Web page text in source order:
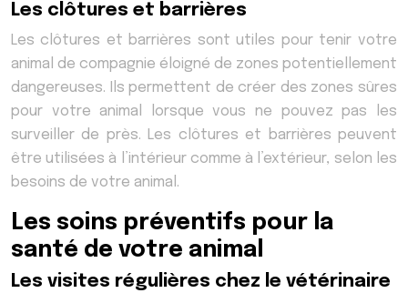
Les clôtures et barrières
Les clôtures et barrières sont utiles pour tenir votre
animal de compagnie éloigné de zones potentiellement
dangereuses. Ils permettent de créer des zones sûres
pour votre animal lorsque vous ne pouvez pas les
surveiller de près. Les clôtures et barrières peuvent
être utilisées à l’intérieur comme à l’extérieur, selon les
besoins de votre animal.
Les soins préventifs pour la
santé de votre animal
Les visites régulières chez le vétérinaire